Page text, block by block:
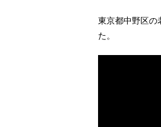
東京都中野区
た。